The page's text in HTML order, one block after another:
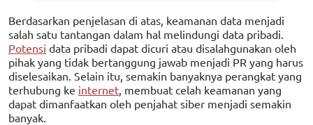
Berdasarkan penjelasan di atas, keamanan data menjadi
salah satu tantangan dalam hal melindungi data pribadi.
Potensi data pribadi dapat dicuri atau disalahgunakan oleh
pihak yang tidak bertanggung jawab menjadi PR yang harus
diselesaikan. Selain itu, semakin banyaknya perangkat yang
terhubung ke internet , membuat celah keamanan yang
dapat dimanfaatkan oleh penjahat siber menjadi semakin
banyak.